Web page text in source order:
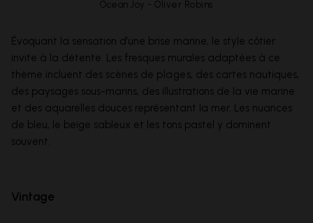
Ocean Joy - Oliver Robins
Évoquant la sensation d’une brise marine, le style côtier
invite à la détente. Les fresques murales adaptées à ce
thème incluent des scènes de plages, des cartes nautiques,
des paysages sous-marins, des illustrations de la vie marine
et des aquarelles douces représentant la mer. Les nuances
de bleu, le beige sableux et les tons pastel y dominent
souvent.
Vintage